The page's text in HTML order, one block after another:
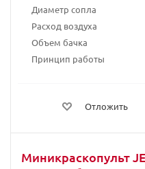
Диаметр сопла
Расход воздуха
Объем бачка
Принцип работы
Отложить
Миникраскопульт